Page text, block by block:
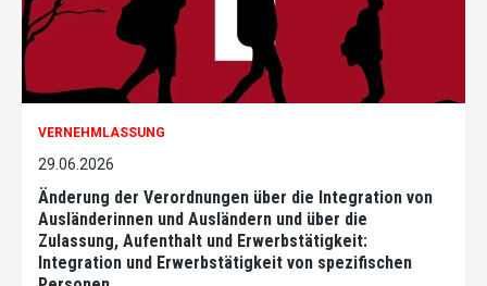
VERNEHMLASSUNG
29.06.2026
Änderung der Verordnungen über die Integration von
Ausländerinnen und Ausländern und über die
Zulassung, Aufenthalt und Erwerbstätigkeit:
Integration und Erwerbstätigkeit von spezifischen